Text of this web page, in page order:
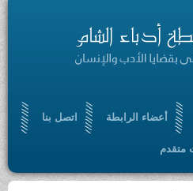
أعضاء الرابطة اتصل بنا